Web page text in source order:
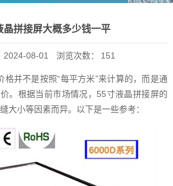
晶拼接屏大概多少钱一平
2024-08-01 浏览次数： 151
格并不是按照“每平方米”来计算的，而是通
。根据当前市场情况，55寸液晶拼接屏的
大小等因素而异。以下是一些参考：